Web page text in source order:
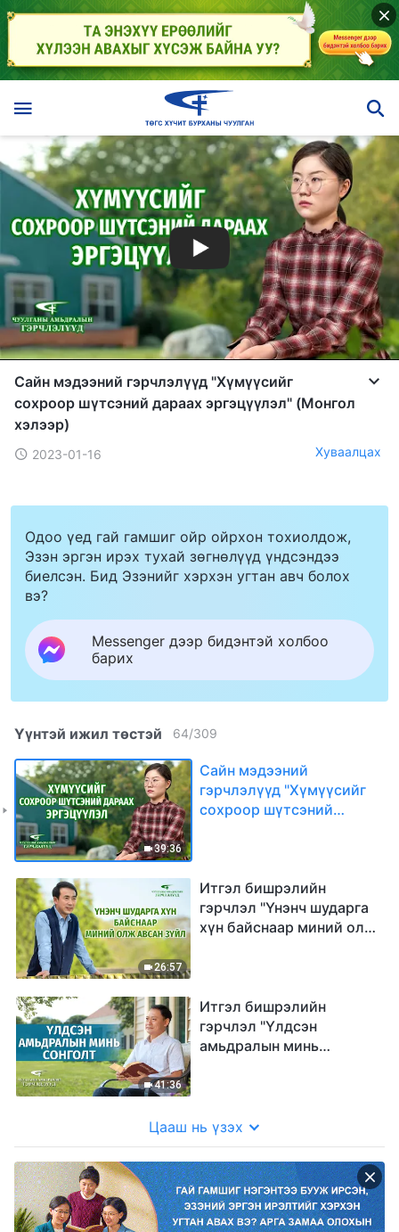
Сайн мэдээний гэрчлэлүүд "Хүмүүсийг
сохроор шүтсэний дараах эргэцүүлэл" (Mонгол
хэлээр)
2023-01-16 Хуваалцах
Одоо үед гай гамшиг ойр ойрхон тохиолдож,
Эзэн эргэн ирэх тухай зөгнөлүүд үндсэндээ
биелсэн. Бид Эзэнийг хэрхэн угтан авч болох
вэ?
Messenger дээр бидэнтэй холбоо
барих
Үүнтэй ижил төстэй 64/309
39:36
Сайн мэдээний
гэрчлэлүүд "Хүмүүсийг
сохроор шүтсэний
26:57
Итгэл бишрэлийн
гэрчлэл "Үнэнч шударга
хүн байснаар миний олж
41:36
Итгэл бишрэлийн
гэрчлэл "Үлдсэн
амьдралын минь
Цааш нь үзэх